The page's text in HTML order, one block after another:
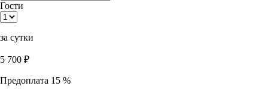
Гости
за сутки
5 700 ₽
Предоплата 15 %